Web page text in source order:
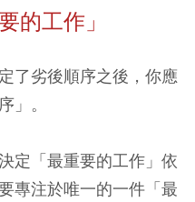
的工作」
了劣後順序之後，你應
」。
定「最重要的工作」依
專注於唯一的一件「最